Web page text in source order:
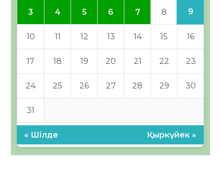
3 4 5 6 7 8 9
10 11 12 13 14 15 16
17 18 19 20 21 22 23
24 25 26 27 28 29 30
31
« Шілде Қыркүйек »